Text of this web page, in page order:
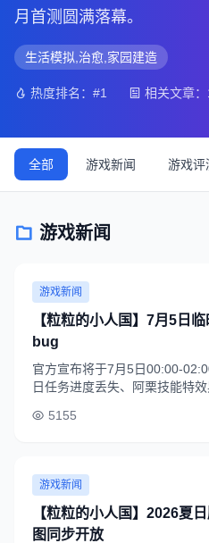
月首测圆满落幕。
生活模拟,治愈,家园建造
热度排名：#1 相关文章
全部 游戏新闻 游戏评
游戏新闻
游戏新闻
【粒粒的小人国】7月5日
bug
官方宣布将于7月5日00:00-
日任务进度丢失、阿栗技能特
5155
游戏新闻
【粒粒的小人国】2026夏
图同步开放